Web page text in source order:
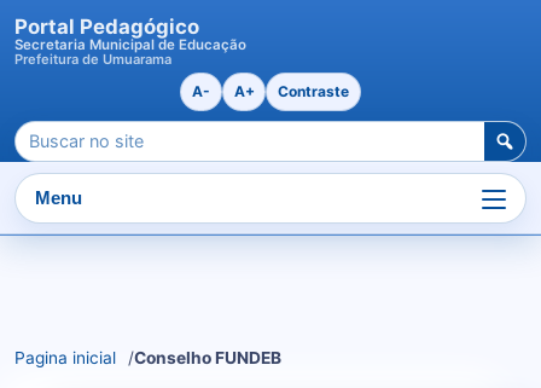
conteudo
Portal Pedagógico
Secretaria Municipal de Educação
Prefeitura de Umuarama
A- A+ Contraste
Pesquisar
por:
Menu
Pagina inicial Conselho FUNDEB